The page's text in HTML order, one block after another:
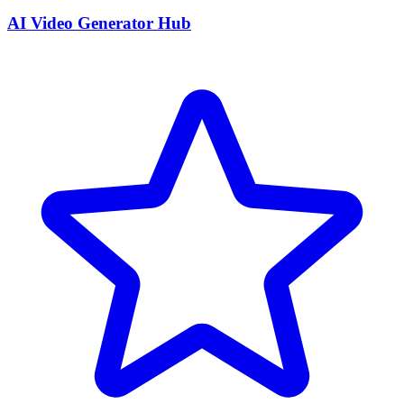
AI Video Generator Hub